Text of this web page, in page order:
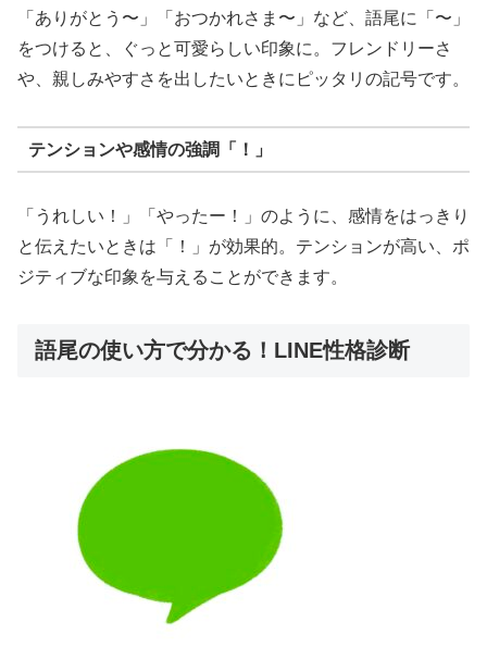
「ありがとう〜」「おつかれさま〜」など、語尾に「〜」
をつけると、ぐっと可愛らしい印象に。フレンドリーさ
や、親しみやすさを出したいときにピッタリの記号です。
テンションや感情の強調「！」
「うれしい！」「やったー！」のように、感情をはっきり
と伝えたいときは「！」が効果的。テンションが高い、ポ
ジティブな印象を与えることができます。
語尾の使い方で分かる！LINE性格診断